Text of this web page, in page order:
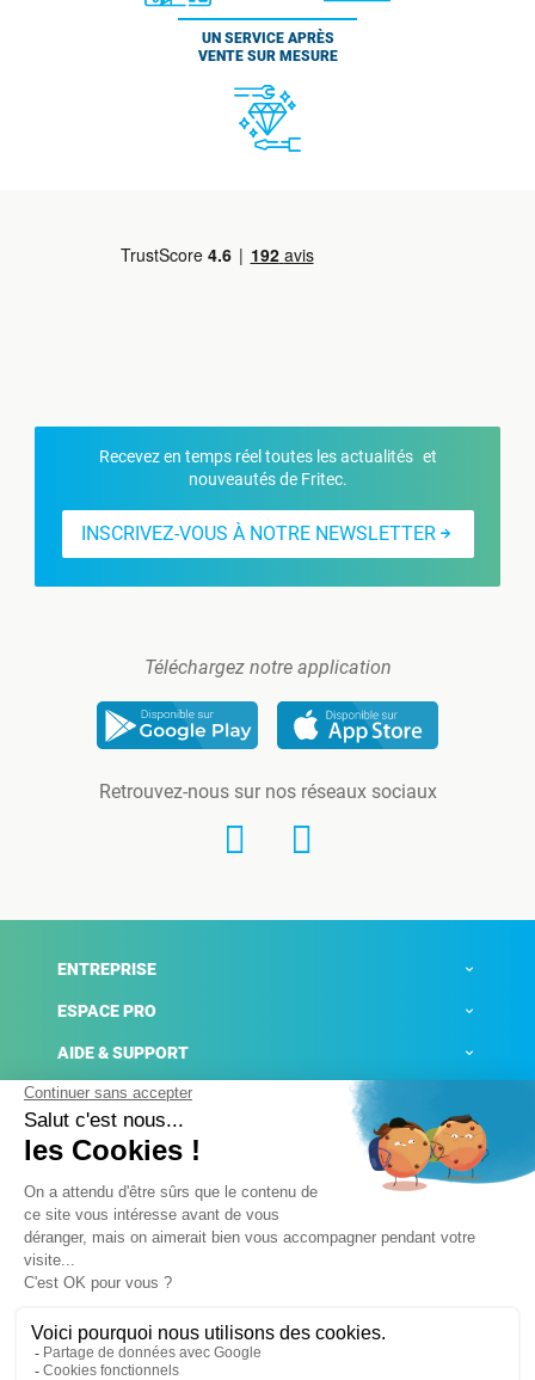
UN SERVICE APRÈS
VENTE SUR MESURE
Recevez en temps réel toutes les actualités et
nouveautés de Fritec.
INSCRIVEZ-VOUS À NOTRE NEWSLETTER
Téléchargez notre application
Retrouvez-nous sur nos réseaux sociaux
ENTREPRISE
ESPACE PRO
AIDE & SUPPORT
ACTUALITÉS
Mentions légales
Conditions générales de ventes